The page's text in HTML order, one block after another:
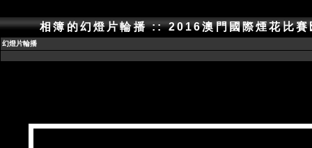
相簿的幻燈片輪播 :: 2016澳門國際煙花比
幻燈片輪播